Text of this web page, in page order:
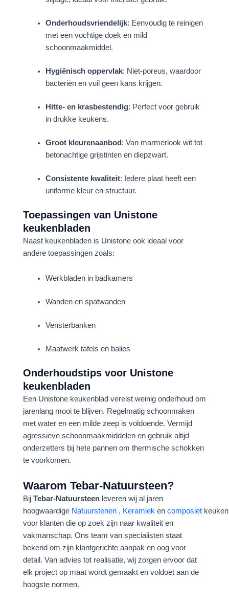
Onderhoudsvriendelijk: Eenvoudig te reinigen
met een vochtige doek en mild
schoonmaakmiddel.
Hygiënisch oppervlak: Niet-poreus, waardoor
bacteriën en vuil geen kans krijgen.
Hitte- en krasbestendig: Perfect voor gebruik
in drukke keukens.
Groot kleurenaanbod : Van marmerlook wit tot
betonachtige grijstinten en diepzwart.
Consistente kwaliteit: Iedere plaat heeft een
uniforme kleur en structuur.
Toepassingen van Unistone
keukenbladen
Naast keukenbladen is Unistone ook ideaal voor
andere toepassingen zoals:
Werkbladen in badkamers
Wanden en spatwanden
Vensterbanken
Maatwerk tafels en balies
Onderhoudstips voor Unistone
keukenbladen
Een Unistone keukenblad vereist weinig onderhoud om
jarenlang mooi te blijven. Regelmatig schoonmaken
met water en een milde zeep is voldoende. Vermijd
agressieve schoonmaakmiddelen en gebruik altijd
onderzetters bij hete pannen om thermische schokken
te voorkomen.
Waarom Tebar-Natuursteen?
Bij Tebar-Natuursteen leveren wij al jaren
hoogwaardige Natuurstenen , Keramiek en composiet
voor klanten die op zoek zijn naar kwaliteit en
vakmanschap. Ons team van specialisten staat
bekend om zijn klantgerichte aanpak en oog voor
detail. Van advies tot realisatie, wij zorgen ervoor dat
elk project op maat wordt gemaakt en voldoet aan de
hoogste normen.